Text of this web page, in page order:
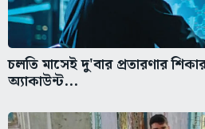
চলতি মাসেই দু'বার প্রতারণার
অ্যাকাউন্ট...